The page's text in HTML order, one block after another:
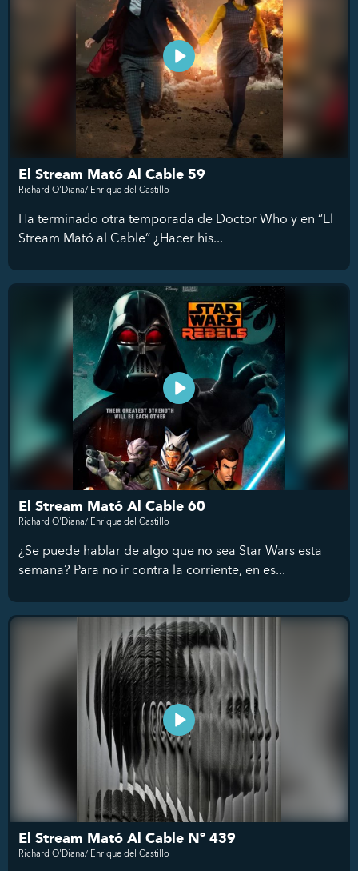
El Stream Mató Al Cable 59
Richard O'Diana/ Enrique del Castillo
Ha terminado otra temporada de Doctor Who y en “El
Stream Mató al Cable” ¿Hacer his...
El Stream Mató Al Cable 60
Richard O'Diana/ Enrique del Castillo
¿Se puede hablar de algo que no sea Star Wars esta
semana? Para no ir contra la corriente, en es...
El Stream Mató Al Cable Nº 439
Richard O'Diana/ Enrique del Castillo